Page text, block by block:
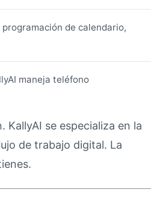
de calendario,
maneja teléfono
se especializa en la
de trabajo digital. La